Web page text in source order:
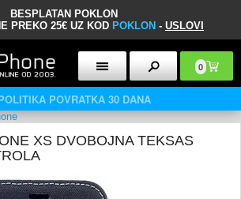
BESPLATAN POKLON
PREKO 25€ UZ KOD POKLON - USLOVI
0
POVRATKA 30 DANA
XS DVOBOJNA TEKSAS